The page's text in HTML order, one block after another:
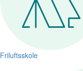
Friluftsskole